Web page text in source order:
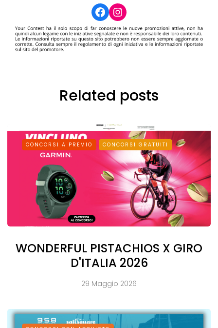
Facebook
Instagram
Related posts
CONCORSI A PREMIO CONCORSI GRATUITI
WONDERFUL PISTACHIOS X GIRO
D'ITALIA 2026
29 Maggio 2026